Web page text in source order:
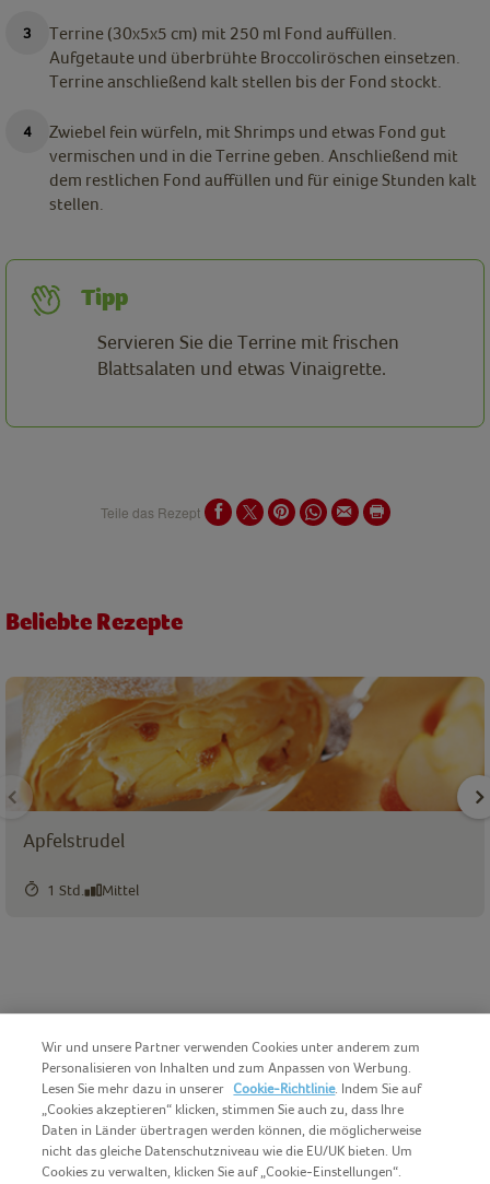
Terrine (30x5x5 cm) mit 250 ml Fond auffüllen.
Aufgetaute und überbrühte Broccoliröschen einsetzen.
Terrine anschließend kalt stellen bis der Fond stockt.
Zwiebel fein würfeln, mit Shrimps und etwas Fond gut
vermischen und in die Terrine geben. Anschließend mit
dem restlichen Fond auffüllen und für einige Stunden kalt
stellen.
Tipp
Servieren Sie die Terrine mit frischen
Blattsalaten und etwas Vinaigrette.
Teile das Rezept
Beliebte Rezepte
Apfelstrudel
1 Std. Mittel
Wir und unsere Partner verwenden Cookies unter anderem zum
Personalisieren von Inhalten und zum Anpassen von Werbung.
Lesen Sie mehr dazu in unserer Cookie-Richtlinie. Indem Sie auf
„Cookies akzeptieren“ klicken, stimmen Sie auch zu, dass Ihre
Daten in Länder übertragen werden können, die möglicherweise
nicht das gleiche Datenschutzniveau wie die EU/UK bieten. Um
Cookies zu verwalten, klicken Sie auf „Cookie-Einstellungen“.